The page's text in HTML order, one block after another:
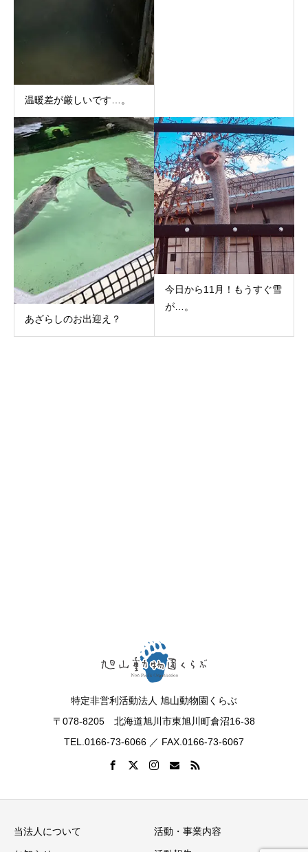
温暖差が厳しいです…。
あざらしのお出迎え？
今日から11月！もうすぐ雪
が…。
特定非営利活動法人 旭山動物園くらぶ
〒078-8205 北海道旭川市東旭川町倉沼16-38
TEL.0166-73-6066 ／ FAX.0166-73-6067
当法人について 活動・事業内容